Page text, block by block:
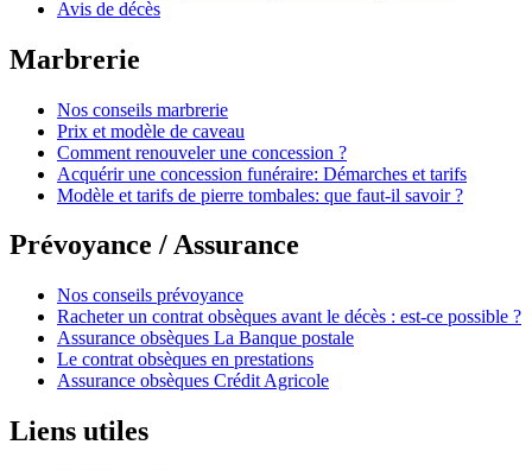
Avis de décès
Marbrerie
Nos conseils marbrerie
Prix et modèle de caveau
Comment renouveler une concession ?
Acquérir une concession funéraire: Démarches et tarifs
Modèle et tarifs de pierre tombales: que faut-il savoir ?
Prévoyance / Assurance
Nos conseils prévoyance
Racheter un contrat obsèques avant le décès : est-ce possible ?
Assurance obsèques La Banque postale
Le contrat obsèques en prestations
Assurance obsèques Crédit Agricole
Liens utiles